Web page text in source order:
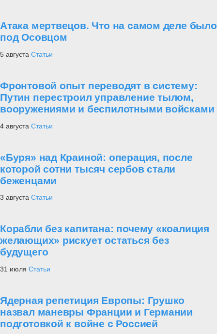
Атака мертвецов. Что на самом деле было
под Осовцом
5 августа Статьи
Фронтовой опыт переводят в систему:
Путин перестроил управление тылом,
вооружениями и беспилотными войсками
4 августа Статьи
«Буря» над Краиной: операция, после
которой сотни тысяч сербов стали
беженцами
3 августа Статьи
Корабли без капитана: почему «коалиция
желающих» рискует остаться без
будущего
31 июля Статьи
Ядерная репетиция Европы: Грушко
назвал маневры Франции и Германии
подготовкой к войне с Россией